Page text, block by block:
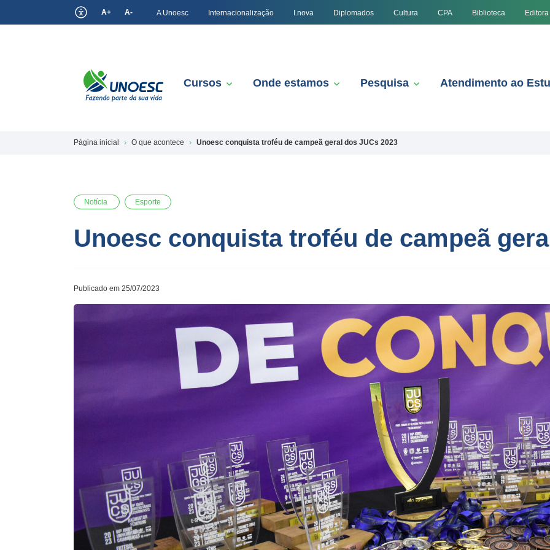
A+ A- A Unoesc Internacionalização I.nova Diplomados Cultura CPA Biblioteca Editora
Cursos Onde estamos Pesquisa Atendimento ao
Página inicial O que acontece Unoesc conquista troféu de campeã geral dos JUCs 2023
Notícia Esporte
Unoesc conquista troféu de campeã
Publicado em 25/07/2023